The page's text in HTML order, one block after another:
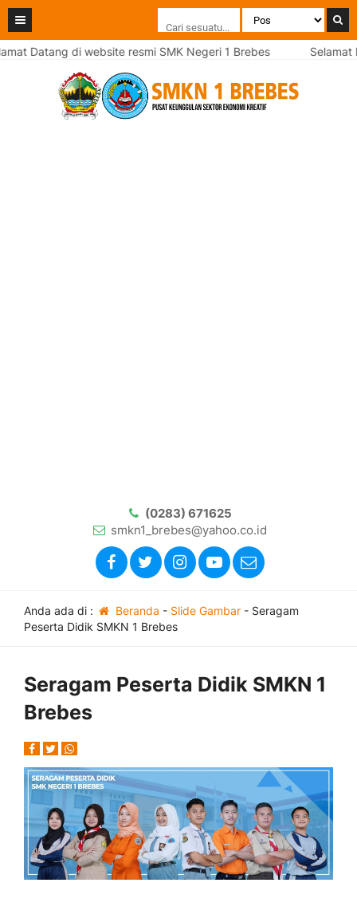
Datang di website resmi SMK Negeri 1 Brebes Selamat
(0283) 671625
smkn1_brebes@yahoo.co.id
Anda ada di : Beranda - Slide Gambar- Seragam
Peserta Didik SMKN 1 Brebes
Seragam Peserta Didik SMKN 1
Brebes